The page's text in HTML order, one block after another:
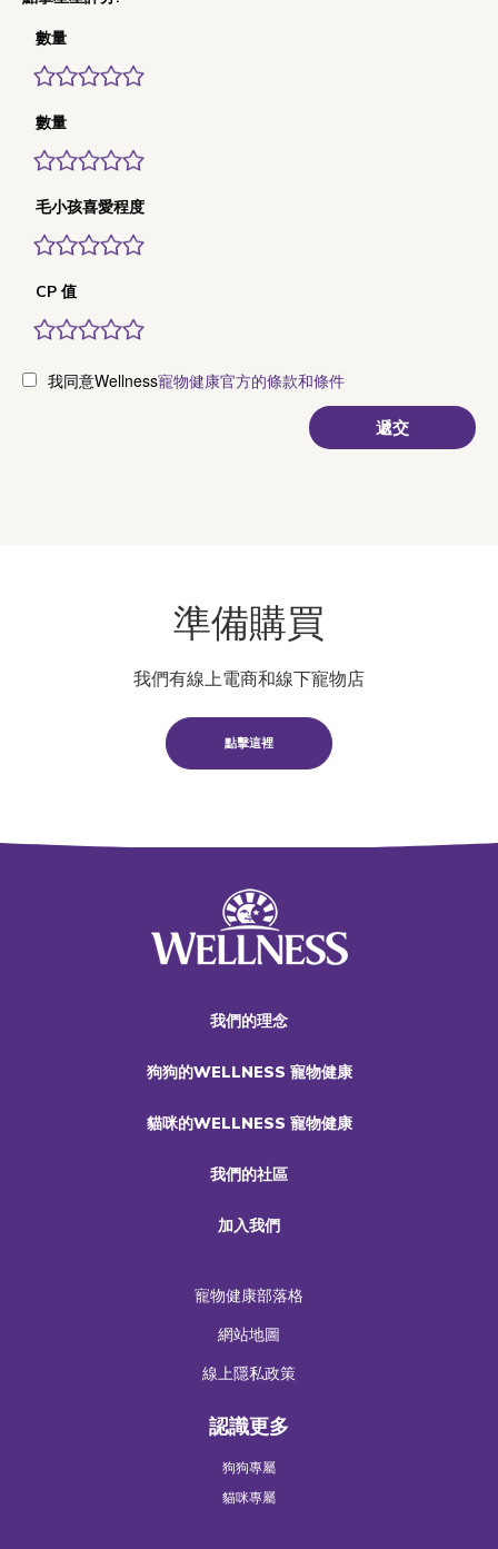
數量
數量
毛小孩喜愛程度
CP 值
我同意Wellness寵物健康官方的條款和條件
準備購買
我們有線上電商和線下寵物店
點擊這裡
我們的理念
狗狗的WELLNESS 寵物健康
貓咪的WELLNESS 寵物健康
我們的社區
加入我們
寵物健康部落格
網站地圖
線上隱私政策
認識更多
狗狗專屬
貓咪專屬